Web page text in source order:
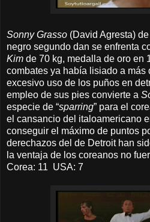
Sonny Grasso (David Agresta)
negro segundo dan se enfrenta
Kim de 70 kg, medalla de oro en
combates ya había lisiado a más
excesivo uso de los puños en
empleo de sus pies convierte a
especie de “sparring” para el
el cansancio del italoamericano
conseguir el máximo de puntos
derechazos del de Detroit han
la ventaja de los coreanos no
Corea: 11 USA: 7